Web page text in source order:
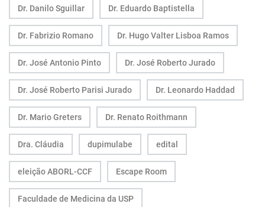
Dr. Danilo Sguillar Dr. Eduardo Baptistella
Dr. Fabrizio Romano Dr. Hugo Valter Lisboa Ramos
Dr. José Antonio Pinto Dr. José Roberto Jurado
Dr. José Roberto Parisi Jurado Dr. Leonardo Haddad
Dr. Mario Greters Dr. Renato Roithmann
Dra. Cláudia dupimulabe edital
eleição ABORL-CCF Escape Room
Faculdade de Medicina da USP